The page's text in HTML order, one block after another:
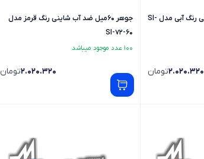
جوهر 60میل ضد آب شاینی رنگ آبی مدل SI-
2.020.320تومان
جوهر 60میل ضد آب شاینی رنگ قرمز مدل
SI-72-60
100 عدد موجود میباشد
2.020.320تومان